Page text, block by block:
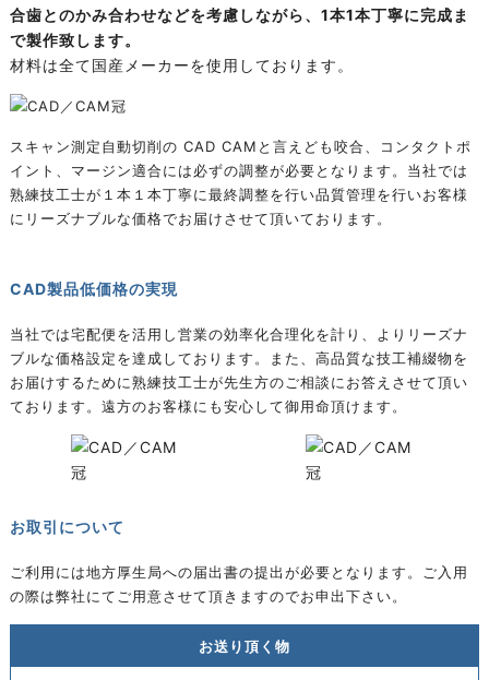
合歯とのかみ合わせなどを考慮しながら、1本1本丁寧に完成ま
で製作致します。
材料は全て国産メーカーを使用しております。
スキャン測定自動切削の CAD CAMと言えども咬合、コンタクトポ
イント、マージン適合には必ずの調整が必要となります。当社では
熟練技工士が１本１本丁寧に最終調整を行い品質管理を行いお客様
にリーズナブルな価格でお届けさせて頂いております。
CAD製品低価格の実現
当社では宅配便を活用し営業の効率化合理化を計り、よりリーズナ
ブルな価格設定を達成しております。また、高品質な技工補綴物を
お届けするために熟練技工士が先生方のご相談にお答えさせて頂い
ております。遠方のお客様にも安心して御用命頂けます。
お取引について
ご利用には地方厚生局への届出書の提出が必要となります。ご入用
の際は弊社にてご用意させて頂きますのでお申出下さい。
お送り頂く物